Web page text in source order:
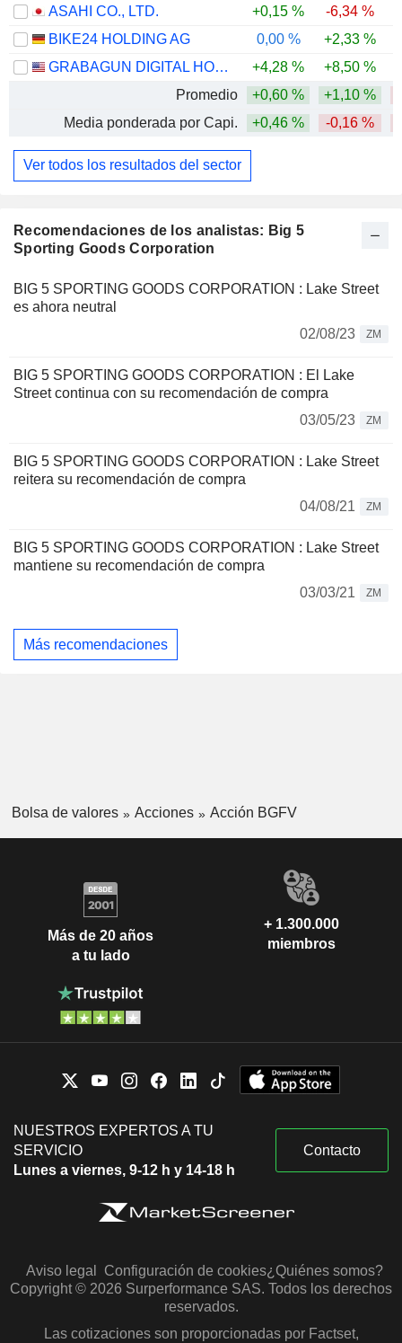
Recomendaciones de los analistas: Big 5
Sporting Goods Corporation
BIG 5 SPORTING GOODS CORPORATION : Lake Street
es ahora neutral
02/08/23
ZM
BIG 5 SPORTING GOODS CORPORATION : El Lake
Street continua con su recomendación de compra
03/05/23
ZM
BIG 5 SPORTING GOODS CORPORATION : Lake Street
reitera su recomendación de compra
04/08/21
ZM
BIG 5 SPORTING GOODS CORPORATION : Lake Street
mantiene su recomendación de compra
03/03/21
ZM
Más recomendaciones
ASAHI CO., LTD.
+0,15 % -6,34 %
BIKE24 HOLDING AG
0,00 % +2,33 %
GRABAGUN DIGITAL HOLDINGS INC.
+4,28 % +8,50 %
Promedio
+0,60 % +1,10 %
Media ponderada por Capi.
+0,46 % -0,16 %
Ver todos los resultados del sector
Bolsa de valores Acciones Acción BGFV
Más de 20 años
a tu lado
+ 1.300.000
miembros
NUESTROS EXPERTOS A TU
SERVICIO
Lunes a viernes, 9-12 h y 14-18 h
Contacto
Aviso legal Configuración de cookies¿Quiénes somos?
Copyright © 2026 Surperformance SAS. Todos los derechos
reservados.
Las cotizaciones son proporcionadas por Factset,